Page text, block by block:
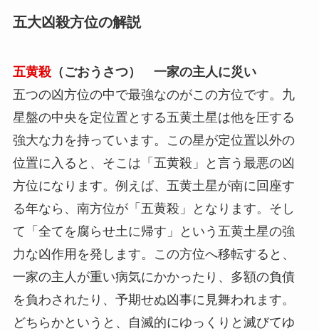
五大凶殺方位の解説
五黄殺（ごおうさつ） 一家の主人に災い
五つの凶方位の中で最強なのがこの方位です。九
星盤の中央を定位置とする五黄土星は他を圧する
強大な力を持っています。この星が定位置以外の
位置に入ると、そこは「五黄殺」と言う最悪の凶
方位になります。例えば、五黄土星が南に回座す
る年なら、南方位が「五黄殺」となります。そし
て「全てを腐らせ土に帰す」という五黄土星の強
力な凶作用を発します。この方位へ移転すると、
一家の主人が重い病気にかかったり、多額の負債
を負わされたり、予期せぬ凶事に見舞われます。
どちらかというと、自滅的にゆっくりと滅びてゆ